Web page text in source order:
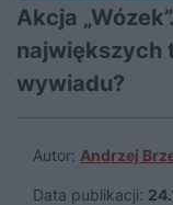
Akcja
największych
wywiadu?
Autor: Andrzej
Data publikacji: